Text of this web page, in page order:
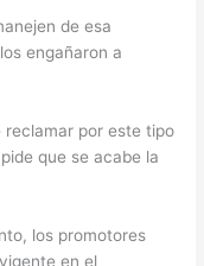
de esa
engañaron a
reclamar por este tipo
que se acabe la
los promotores
en el